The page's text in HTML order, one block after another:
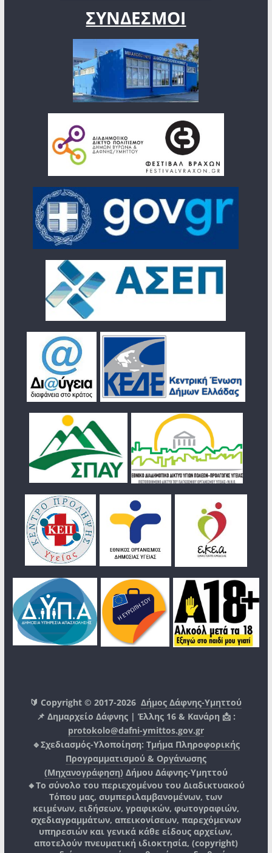
ΣΥΝΔΕΣΜΟΙ
🔰 Copyright © 2017-2026Δήμος Δάφνης-Υμηττού
📌 Δημαρχείο Δάφνης | Έλλης 16 & Κανάρη 📩 :
protokolo@dafni-ymittos.gov.gr
🔹Σχεδιασμός-Υλοποίηση: Τμήμα Πληροφορικής
Προγραμματισμού & Οργάνωσης
(Μηχανογράφηση) Δήμου Δάφνης-Υμηττού
🔸Το σύνολο του περιεχομένου του Διαδικτυακού
Τόπου μας, συμπεριλαμβανομένων, των
κειμένων, ειδήσεων, γραφικών, φωτογραφιών,
σχεδιαγραμμάτων, απεικονίσεων, παρεχόμενων
υπηρεσιών και γενικά κάθε είδους αρχείων,
αποτελούν πνευματική ιδιοκτησία, (copyright)